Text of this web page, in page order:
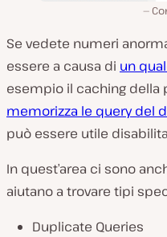
Se vedete numeri
essere a causa di un
esempio il caching della
memorizza le query del
può essere utile
In quest’area ci sono
aiutano a trovare tipi
Duplicate Queries